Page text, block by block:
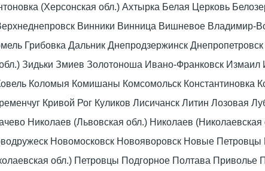
(Херсонская обл.) Ахтырка Белая Церковь
Винники Винница Вишневое Владимир-
Грибовка Дальник Днепродзержинск
Зидьки Змиев Золотоноша Ивано-Франковск
Коломыя Комишаны Комсомольск Константиновка
Кривой Рог Куликов Лисичанск Литин Лозовая
Николаев (Львовская обл.) Николаев
Новомосковск Новояворовск Новые
обл.) Петровцы Подгорное Полтава Приволье